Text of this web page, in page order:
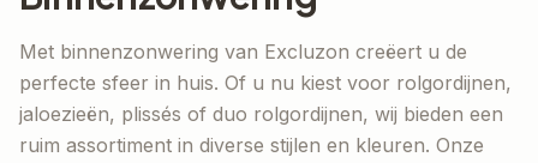
Met binnenzonwering van Excluzon creëert u de
perfecte sfeer in huis. Of u nu kiest voor rolgordijnen,
jaloezieën, plissés of duo rolgordijnen, wij bieden een
ruim assortiment in diverse stijlen en kleuren. Onze